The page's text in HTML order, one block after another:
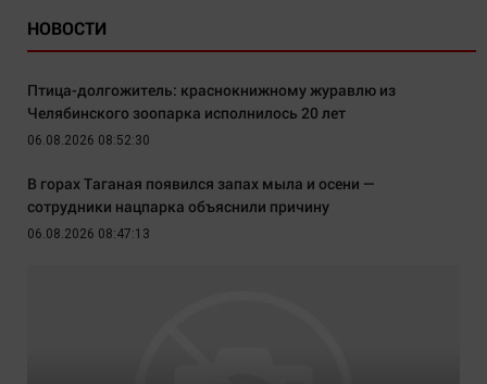
НОВОСТИ
Птица-долгожитель: краснокнижному журавлю из
Челябинского зоопарка исполнилось 20 лет
06.08.2026 08:52:30
В горах Таганая появился запах мыла и осени —
сотрудники нацпарка объяснили причину
06.08.2026 08:47:13